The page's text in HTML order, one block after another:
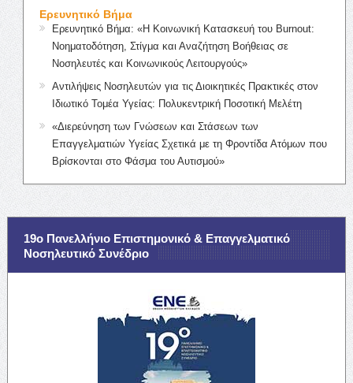
Ερευνητικό Βήμα
Ερευνητικό Βήμα: «Η Κοινωνική Κατασκευή του Burnout:
Νοηματοδότηση, Στίγμα και Αναζήτηση Βοήθειας σε
Νοσηλευτές και Κοινωνικούς Λειτουργούς»
Αντιλήψεις Νοσηλευτών για τις Διοικητικές Πρακτικές στον
Ιδιωτικό Τομέα Υγείας: Πολυκεντρική Ποσοτική Μελέτη
«Διερεύνηση των Γνώσεων και Στάσεων των
Επαγγελματιών Υγείας Σχετικά με τη Φροντίδα Ατόμων που
Βρίσκονται στο Φάσμα του Αυτισμού»
19ο Πανελλήνιο Επιστημονικό & Επαγγελματικό
Νοσηλευτικό Συνέδριο